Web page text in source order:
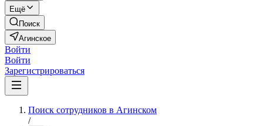
Ещё
Поиск
Агинское
Войти
Войти
Зарегистрироваться
Поиск сотрудников в Агинском
/